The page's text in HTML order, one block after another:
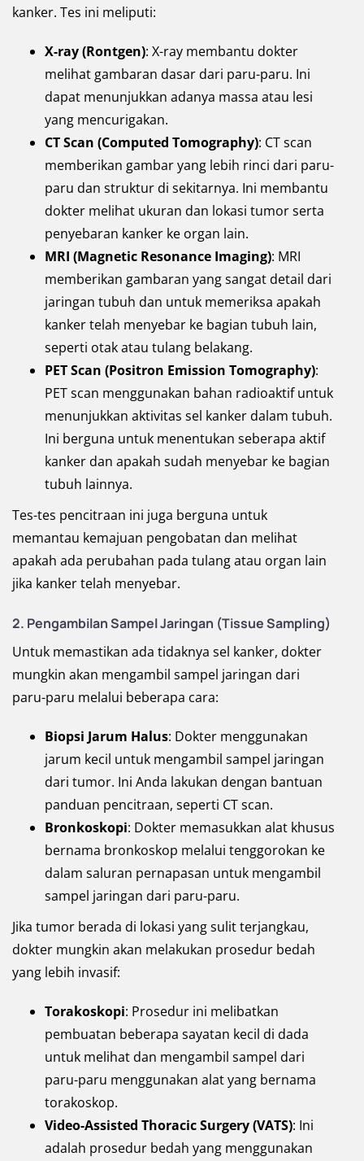
kanker. Tes ini meliputi:
X-ray (Rontgen): X-ray membantu dokter
melihat gambaran dasar dari paru-paru. Ini
dapat menunjukkan adanya massa atau lesi
yang mencurigakan.
CT Scan (Computed Tomography): CT scan
memberikan gambar yang lebih rinci dari paru-
paru dan struktur di sekitarnya. Ini membantu
dokter melihat ukuran dan lokasi tumor serta
penyebaran kanker ke organ lain.
MRI (Magnetic Resonance Imaging): MRI
memberikan gambaran yang sangat detail dari
jaringan tubuh dan untuk memeriksa apakah
kanker telah menyebar ke bagian tubuh lain,
seperti otak atau tulang belakang.
PET Scan (Positron Emission Tomography):
PET scan menggunakan bahan radioaktif untuk
menunjukkan aktivitas sel kanker dalam tubuh.
Ini berguna untuk menentukan seberapa aktif
kanker dan apakah sudah menyebar ke bagian
tubuh lainnya.
Tes-tes pencitraan ini juga berguna untuk
memantau kemajuan pengobatan dan melihat
apakah ada perubahan pada tulang atau organ lain
jika kanker telah menyebar.
2. Pengambilan Sampel Jaringan (Tissue Sampling)
Untuk memastikan ada tidaknya sel kanker, dokter
mungkin akan mengambil sampel jaringan dari
paru-paru melalui beberapa cara:
Biopsi Jarum Halus: Dokter menggunakan
jarum kecil untuk mengambil sampel jaringan
dari tumor. Ini Anda lakukan dengan bantuan
panduan pencitraan, seperti CT scan.
Bronkoskopi: Dokter memasukkan alat khusus
bernama bronkoskop melalui tenggorokan ke
dalam saluran pernapasan untuk mengambil
sampel jaringan dari paru-paru.
Jika tumor berada di lokasi yang sulit terjangkau,
dokter mungkin akan melakukan prosedur bedah
yang lebih invasif:
Torakoskopi: Prosedur ini melibatkan
pembuatan beberapa sayatan kecil di dada
untuk melihat dan mengambil sampel dari
paru-paru menggunakan alat yang bernama
torakoskop.
Video-Assisted Thoracic Surgery (VATS): Ini
adalah prosedur bedah yang menggunakan